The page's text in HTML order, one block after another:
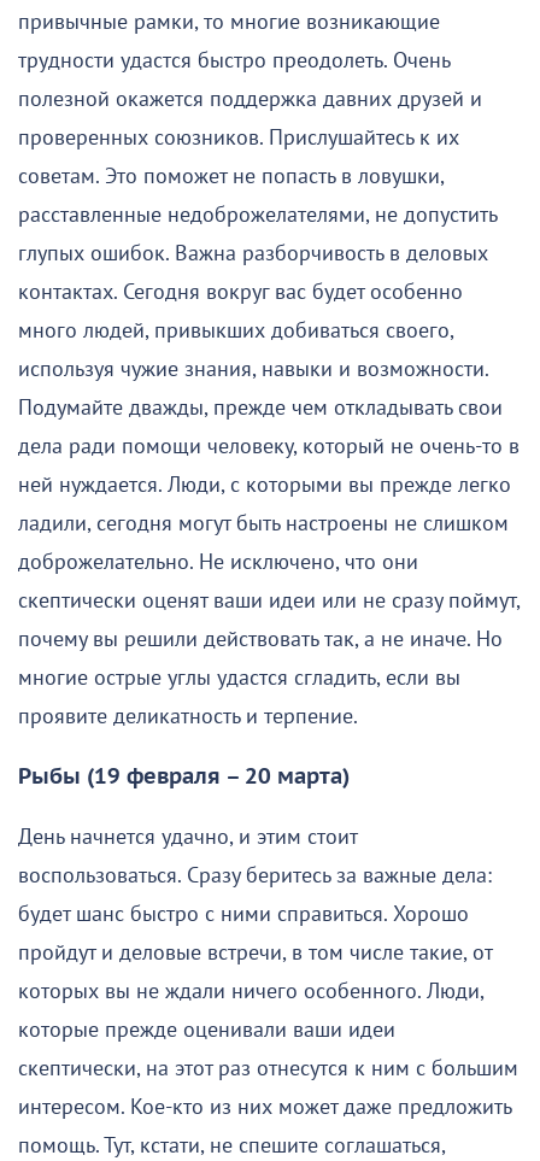
привычные рамки, то многие возникающие
трудности удастся быстро преодолеть. Очень
полезной окажется поддержка давних друзей и
проверенных союзников. Прислушайтесь к их
советам. Это поможет не попасть в ловушки,
расставленные недоброжелателями, не допустить
глупых ошибок. Важна разборчивость в деловых
контактах. Сегодня вокруг вас будет особенно
много людей, привыкших добиваться своего,
используя чужие знания, навыки и возможности.
Подумайте дважды, прежде чем откладывать свои
дела ради помощи человеку, который не очень-то в
ней нуждается. Люди, с которыми вы прежде легко
ладили, сегодня могут быть настроены не слишком
доброжелательно. Не исключено, что они
скептически оценят ваши идеи или не сразу поймут,
почему вы решили действовать так, а не иначе. Но
многие острые углы удастся сгладить, если вы
проявите деликатность и терпение.
Рыбы (19 февраля – 20 марта)
День начнется удачно, и этим стоит
воспользоваться. Сразу беритесь за важные дела:
будет шанс быстро с ними справиться. Хорошо
пройдут и деловые встречи, в том числе такие, от
которых вы не ждали ничего особенного. Люди,
которые прежде оценивали ваши идеи
скептически, на этот раз отнесутся к ним с большим
интересом. Кое-кто из них может даже предложить
помощь. Тут, кстати, не спешите соглашаться,